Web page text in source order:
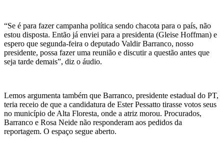
“Se é para fazer campanha política sendo chacota para o país, não
estou disposta. Então já enviei para a presidenta (Gleise Hoffman) e
espero que segunda-feira o deputado Valdir Barranco, nosso
presidente, possa fazer uma reunião e discutir a questão antes que
seja tarde demais”, diz o áudio.
Lemos argumenta também que Barranco, presidente estadual do PT,
teria receio de que a candidatura de Ester Pessatto tirasse votos seus
no município de Alta Floresta, onde a atriz morou. Procurados,
Barranco e Rosa Neide não responderam aos pedidos da
reportagem. O espaço segue aberto.